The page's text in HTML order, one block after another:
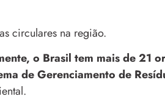
circulares na região.
o Brasil tem mais de 21
de Gerenciamento de